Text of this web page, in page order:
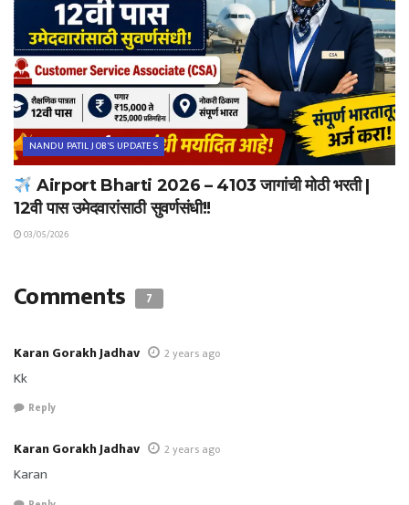
NANDU PATIL JOB'S UPDATES
Airport Bharti 2026 – 4103 जागांची मोठी भरती |
12वी पास उमेदवारांसाठी सुवर्णसंधी!!
03/05/2026
Comments 7
Karan Gorakh Jadhav 2 years ago
Kk
Reply
Karan Gorakh Jadhav 2 years ago
Karan